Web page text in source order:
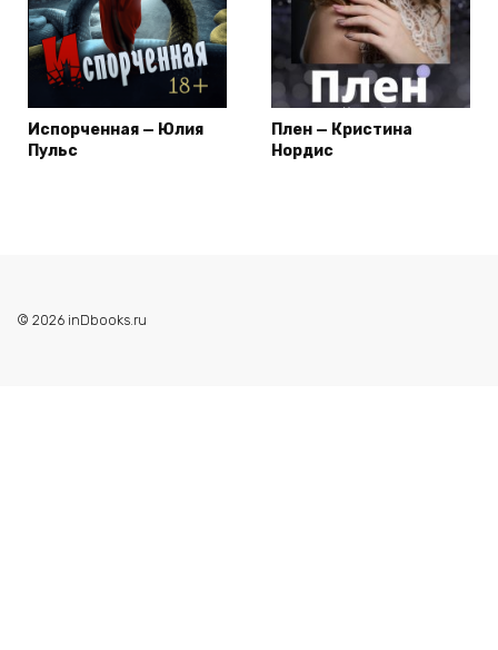
Испорченная — Юлия
Пульс
Плен — Кристина
Нордис
© 2026 inDbooks.ru